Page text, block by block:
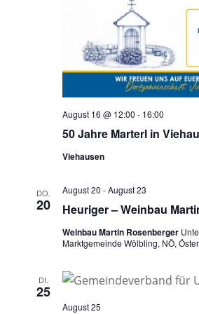
50 Jahre Marterl in
August 16 @ 12:00 - 16:00
Viehausen
DO.
20 Heuriger – Weinbau
August 20 -August 23
Weinbau Martin Rosenberger
Marktgemeinde Wölbling, NÖ,
DI.
25
August 25